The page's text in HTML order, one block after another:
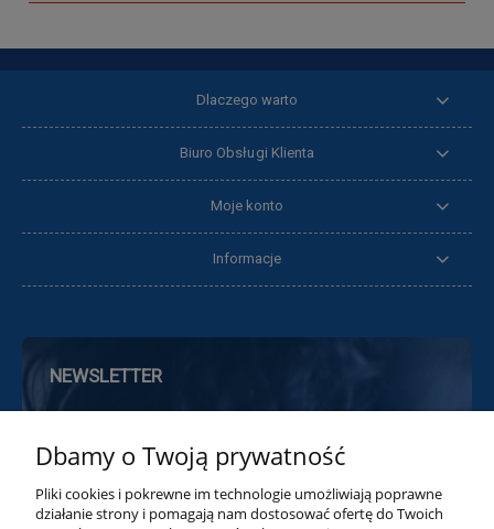
Dlaczego warto
Biuro Obsługi Klienta
Moje konto
Informacje
NEWSLETTER
otrzymasz 10% rabatu na pierwsze zakupy
oraz informacje o nowościach i promocjach
Dbamy o Twoją prywatność
Pliki cookies i pokrewne im technologie umożliwiają poprawne
działanie strony i pomagają nam dostosować ofertę do Twoich